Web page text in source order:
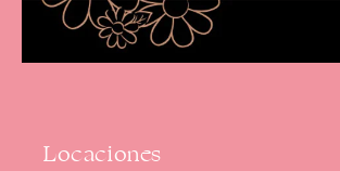
Locaciones